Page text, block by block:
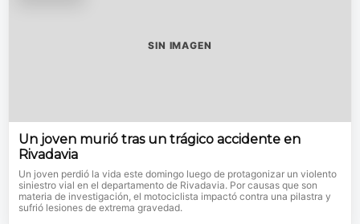
SIN IMAGEN
Un joven murió tras un trágico accidente en
Rivadavia
Un joven perdió la vida este domingo luego de protagonizar un violento
siniestro vial en el departamento de Rivadavia. Por causas que son
materia de investigación, el motociclista impactó contra una pilastra y
sufrió lesiones de extrema gravedad.